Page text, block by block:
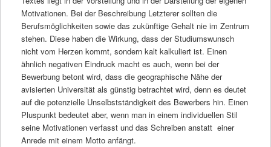
Motivationen. Bei der Beschreibung Letzterer sollten die
Berufsmöglichkeiten sowie das zukünftige Gehalt nie im Zentrum
stehen. Diese haben die Wirkung, dass der Studiumswunsch
nicht vom Herzen kommt, sondern kalt kalkuliert ist. Einen
ähnlich negativen Eindruck macht es auch, wenn bei der
Bewerbung betont wird, dass die geographische Nähe der
avisierten Universität als günstig betrachtet wird, denn es deutet
auf die potenzielle Unselbstständigkeit des Bewerbers hin. Einen
Pluspunkt bedeutet aber, wenn man in einem individuellen Stil
seine Motivationen verfasst und das Schreiben anstatt einer
Anrede mit einem Motto anfängt.